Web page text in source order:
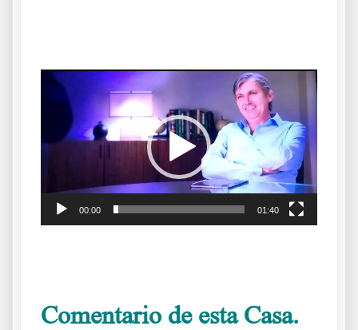
Reproductor
00:00 01:40
Comentario de esta Casa.